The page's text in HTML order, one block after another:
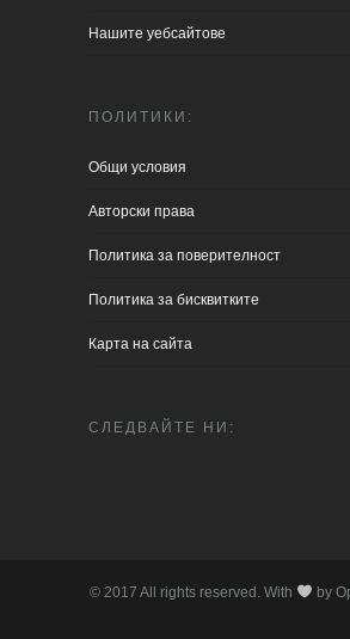
Нашите уебсайтове
ПОЛИТИКИ:
Общи условия
Aвторски права
Политика за поверителност
Политика за бисквитките
Карта на сайта
СЛЕДВАЙТЕ НИ:
© 2017 All rights reserved. With by